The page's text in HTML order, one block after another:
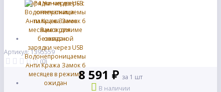
Артикул: 1395559
(0)
8 591 ₽ за 1 шт
В наличии